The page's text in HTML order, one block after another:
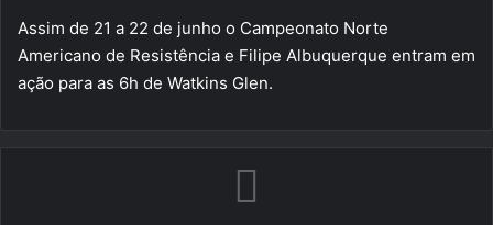
Assim de 21 a 22 de junho o Campeonato Norte
Americano de Resistência e Filipe Albuquerque entram em
ação para as 6h de Watkins Glen.